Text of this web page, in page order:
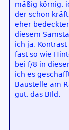
mäßig körnig,
der schon
eher
diesem
ich ja.
fast so wie
bei f/8 in
ich es
Baustelle am
gut, das BIld.